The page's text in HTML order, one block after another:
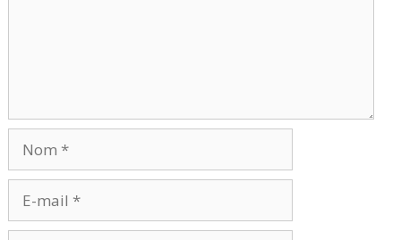
mail